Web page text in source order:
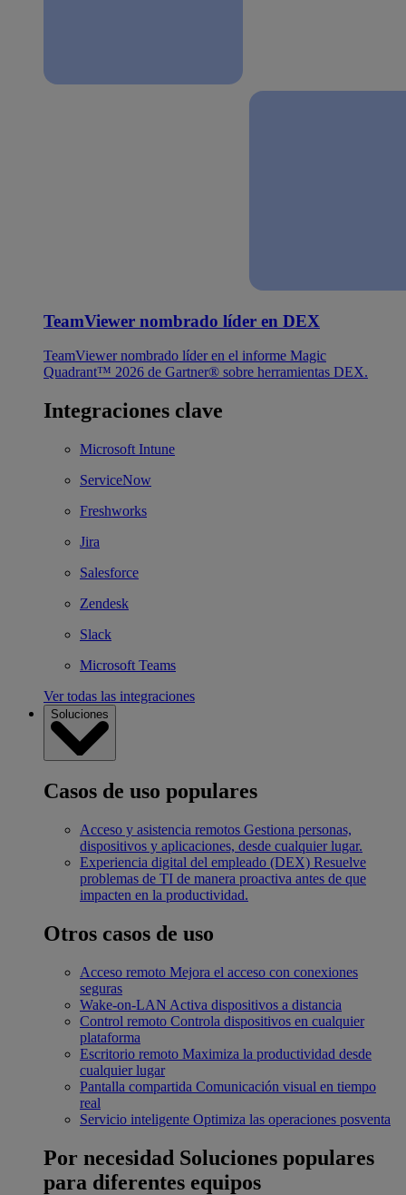
TeamViewer nombrado líder en DEX
TeamViewer nombrado líder en el informe Magic
Quadrant™ 2026 de Gartner® sobre herramientas DEX.
Integraciones clave
Microsoft Intune
ServiceNow
Freshworks
Jira
Salesforce
Zendesk
Slack
Microsoft Teams
Ver todas las integraciones
Soluciones
Casos de uso populares
Acceso y asistencia remotos Gestiona personas,
dispositivos y aplicaciones, desde cualquier lugar.
Experiencia digital del empleado (DEX) Resuelve
problemas de TI de manera proactiva antes de que
impacten en la productividad.
Otros casos de uso
Acceso remoto Mejora el acceso con conexiones
seguras
Wake-on-LAN Activa dispositivos a distancia
Control remoto Controla dispositivos en cualquier
plataforma
Escritorio remoto Maximiza la productividad desde
cualquier lugar
Pantalla compartida Comunicación visual en tiempo
real
Servicio inteligente Optimiza las operaciones posventa
Por necesidad Soluciones populares
para diferentes equipos